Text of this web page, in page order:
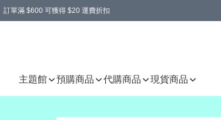
訂單滿 $600 可獲得 $20 運費折扣
主題館 預購商品 代購商品 現貨商品